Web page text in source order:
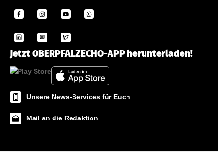
Jetzt OBERPFALZECHO-APP herunterladen!
Unsere News-Services für Euch
Mail an die Redaktion